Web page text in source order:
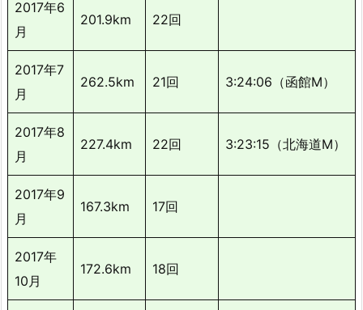
2017年6
月
201.9km 22回
2017年7
月
262.5km 21回 3:24:06（函館M）
2017年8
月
227.4km 22回 3:23:15（北海道M）
2017年9
月
167.3km 17回
2017年
10月
172.6km 18回